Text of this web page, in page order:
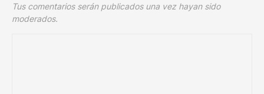
Tus comentarios serán publicados una vez hayan sido
moderados.